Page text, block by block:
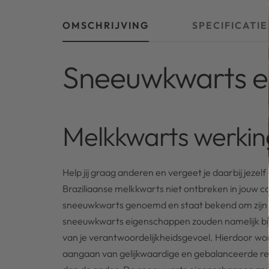
OMSCHRIJVING SPECIFICATIES
Sneeuwkwarts
Melkkwarts
Help jij graag anderen en vergeet je daarbij
Braziliaanse melkkwarts niet ontbreken in jouw
sneeuwkwarts genoemd en staat bekend om
sneeuwkwarts eigenschappen zouden namelijk
van je verantwoordelijkheidsgevoel. Hierdoor
aangaan van gelijkwaardige en gebalanceerde